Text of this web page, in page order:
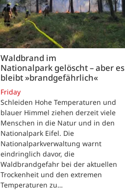
Waldbrand im
Nationalpark gelöscht – aber es
bleibt »brandgefährlich«
Friday
Schleiden Hohe Temperaturen und
blauer Himmel ziehen derzeit viele
Menschen in die Natur und in den
Nationalpark Eifel. Die
Nationalparkverwaltung warnt
eindringlich davor, die
Waldbrandgefahr bei der aktuellen
Trockenheit und den extremen
Temperaturen zu…